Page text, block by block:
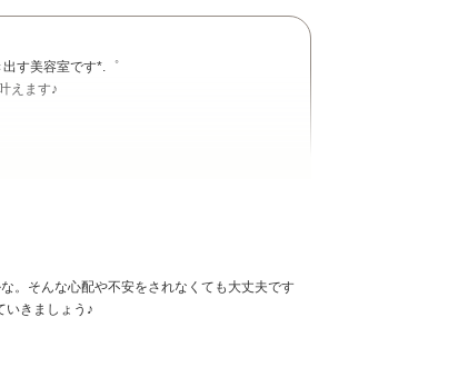
す美容室です*.゜
えます♪
剤を導入しているので、安心してご利用いただ
。そんな心配や不安をされなくても大丈夫です
いきましょう♪